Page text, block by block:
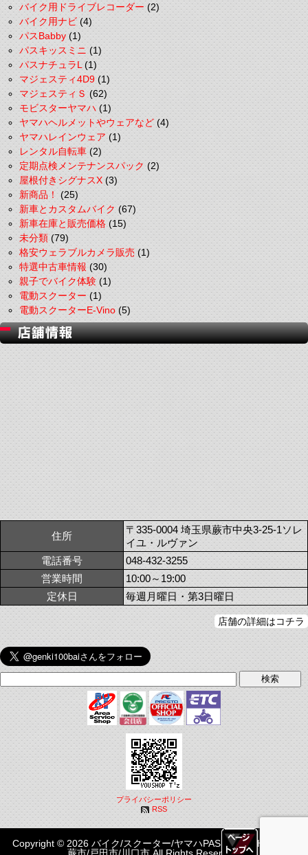
バイク用ドライブレコーダー(2)
バイク用ナビ(4)
パスBabby(1)
パスキッスミニ(1)
パスナチュラL(1)
マジェスティ4D9(1)
マジェスティＳ(62)
モビスターヤマハ(1)
ヤマハヘルメットやウェアなど(4)
ヤマハレインウェア(1)
レンタル自転車(2)
定期点検メンテナンスパック(2)
屋根付きシグナスX(3)
新商品！(25)
新車とカスタムバイク(67)
新車在庫と販売価格(15)
未分類(79)
格安ウェラブルカメラ販売(1)
特選中古車情報(30)
親子でバイク体験(1)
電動スクーター(1)
電動スクーターE-Vino(5)
住所
〒335-0004 埼玉県蕨市中央3-25-1ソレ
イユ・ルヴァン
電話番号
048-432-3255
営業時間
10:00～19:00
定休日
毎週月曜日・第3日曜日
店舗の詳細はコチラ
プライバシーポリシー
RSS
Copyright © 2026 バイク/スクーター/ヤマハPASはYOUSHOP T'z|